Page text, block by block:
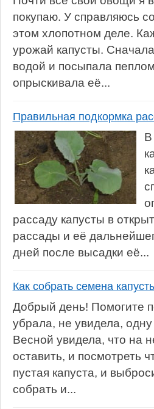
покупаю. У справляюсь
этом хлопотном деле.
урожай капусты.
водой и посыпала
опрыскивала её...
Правильная подкормка
В
рассаду капусты в
рассады и её
дней после высадки её...
Как собрать семена
Добрый день! Помогите
убрала, не увидела,
Весной увидела, что на
оставить, и посмотреть
пустая капуста, и
собрать и...